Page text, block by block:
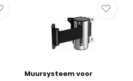
Muursysteem voor